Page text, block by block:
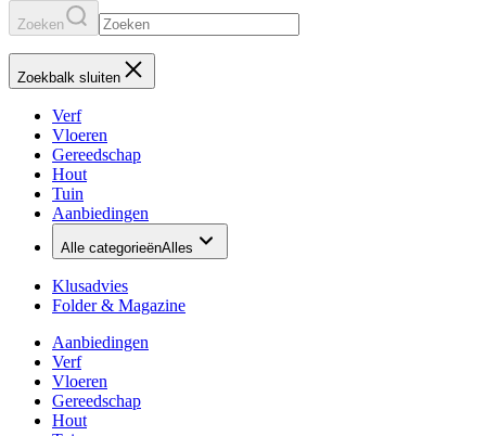
Zoeken
Zoekbalk sluiten
Verf
Vloeren
Gereedschap
Hout
Tuin
Aanbiedingen
Alle categorieënAlles
Klusadvies
Folder & Magazine
Aanbiedingen
Verf
Vloeren
Gereedschap
Hout